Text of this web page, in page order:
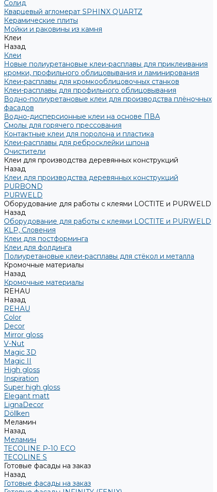
Солид
Кварцевый агломерат SPHINX QUARTZ
Керамические плиты
Мойки и раковины из камня
Клеи
Назад
Клеи
Новые полиуретановые клеи-расплавы для приклеивания
кромки, профильного облицовывания и ламинирования
Клеи-расплавы для кромкооблицовочных станков
Клеи-расплавы для профильного облицовывания
Водно-полиуретановые клеи для производства плёночных
фасадов
Водно-дисперсионные клеи на основе ПВА
Смолы для горячего прессования
Контактные клеи для поролона и пластика
Клеи-расплавы для ребросклейки шпона
Очистители
Клеи для производства деревянных конструкций
Назад
Клеи для производства деревянных конструкций
PURBOND
PURWELD
Оборудование для работы с клеями LOCTITE и PURWELD
Назад
Оборудование для работы с клеями LOCTITE и PURWELD
KLP, Словения
Клеи для постформинга
Клеи для фолдинга
Полиуретановые клеи-расплавы для стёкол и металла
Кромочные материалы
Назад
Кромочные материалы
REHAU
Назад
REHAU
Color
Decor
Mirror gloss
V-Nut
Magic 3D
Magic II
High gloss
Inspiration
Super high gloss
Elegant matt
LignaDecor
Döllken
Меламин
Назад
Меламин
TECOLINE P-10 ECO
TECOLINE S
Готовые фасады на заказ
Назад
Готовые фасады на заказ